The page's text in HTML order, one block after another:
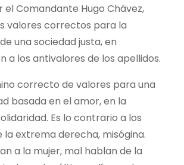
el Comandante Hugo Chávez,
valores correctos para la
una sociedad justa, en
a los antivalores de los apellidos.
correcto de valores para una
basada en el amor, en la
Es lo contrario a los
la extrema derecha, misógina.
a la mujer, mal hablan de la